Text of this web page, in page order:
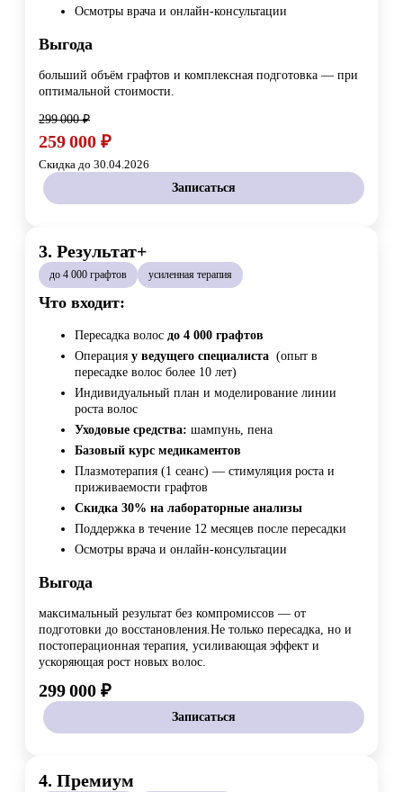
Осмотры врача и онлайн-консультации
Выгода
больший объём графтов и комплексная подготовка — при
оптимальной стоимости.
299 000 ₽
259 000 ₽
Скидка до 30.04.2026
Записаться
3. Результат+
до 4 000 графтов усиленная терапия
Что входит:
Пересадка волос до 4 000 графтов
Операция у ведущего специалиста (опыт в
пересадке волос более 10 лет)
Индивидуальный план и моделирование линии
роста волос
Уходовые средства: шампунь, пена
Базовый курс медикаментов
Плазмотерапия (1 сеанс) — стимуляция роста и
приживаемости графтов
Скидка 30% на лабораторные анализы
Поддержка в течение 12 месяцев после пересадки
Осмотры врача и онлайн-консультации
Выгода
максимальный результат без компромиссов — от
подготовки до восстановления.Не только пересадка, но и
постоперационная терапия, усиливающая эффект и
ускоряющая рост новых волос.
299 000 ₽
Записаться
4. Премиум